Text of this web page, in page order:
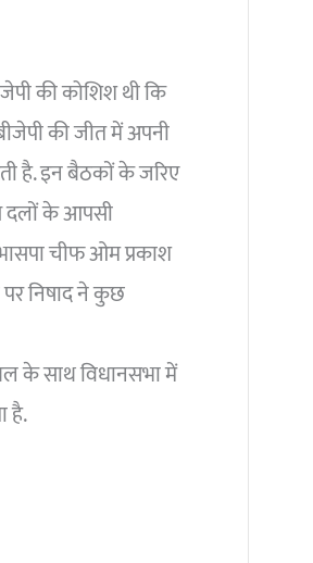
की कोशिश थी कि
की जीत में अपनी
है. इन बैठकों के जरिए
दलों के आपसी
चीफ ओम प्रकाश
पर निषाद ने कुछ
के साथ विधानसभा में
है.